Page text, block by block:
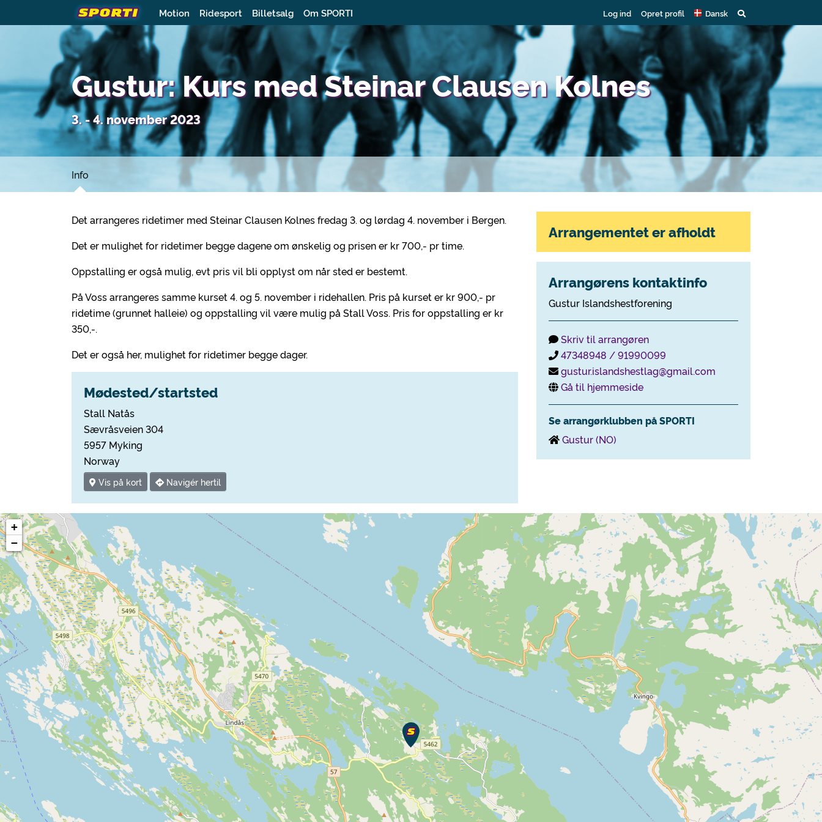
Motion Ridesport Billetsalg Om SPORTI Log ind Opret profil Dansk
Gustur: Kurs med Steinar Clausen Kolnes
3. - 4. november 2023
Info
Det arrangeres ridetimer med Steinar Clausen Kolnes fredag 3. og lørdag 4. november i Bergen.
Det er mulighet for ridetimer begge dagene om ønskelig og prisen er kr 700,- pr time.
Oppstalling er også mulig, evt pris vil bli opplyst om når sted er bestemt.
På Voss arrangeres samme kurset 4. og 5. november i ridehallen. Pris på kurset er kr 900,- pr
ridetime (grunnet halleie) og oppstalling vil være mulig på Stall Voss. Pris for oppstalling er kr
350,-.
Det er også her, mulighet for ridetimer begge dager.
Mødested/startsted
Stall Natås
Sævråsveien 304
5957 Myking
Norway
Vis på kort Navigér hertil
Arrangementet er afholdt
Arrangørens kontaktinfo
Gustur Islandshestforening
Skriv til arrangøren
47348948 / 91990099
gustur.islandshestlag@gmail.com
Gå til hjemmeside
Se arrangørklubben på SPORTI
Gustur (NO)
+
−